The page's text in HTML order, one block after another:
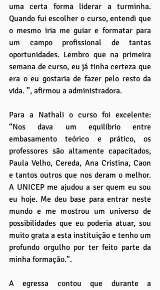
uma certa forma liderar a turminha.
Quando fui escolher o curso, entendi que
o mesmo iria me guiar e formatar para
um campo profissional de tantas
oportunidades. Lembro que na primeira
semana de curso, eu já tinha certeza que
era o eu gostaria de fazer pelo resto da
vida. ”, afirmou a administradora.
Para a Nathali o curso foi excelente:
“Nos dava um equilíbrio entre
embasamento teórico e prático, os
professores são altamente capacitados,
Paula Velho, Cereda, Ana Cristina, Caon
e tantos outros que nos deram o melhor.
A UNICEP me ajudou a ser quem eu sou
eu hoje. Me deu base para entrar neste
mundo e me mostrou um universo de
possibilidades que eu poderia atuar, sou
muito grata a esta instituição e tenho um
profundo orgulho por ter feito parte da
minha formação.”.
A egressa contou que durante a